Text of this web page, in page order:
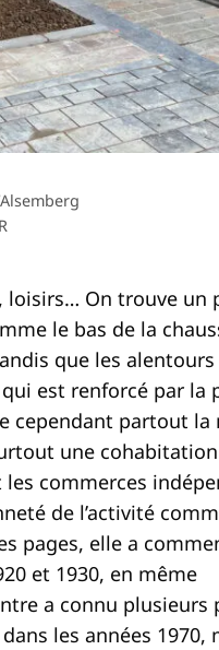
On trouve un
le bas de la
que les alentours
est renforcé par la
cependant partout la
une
commerces
de l’activité
pages, elle a
et 1930, en même
a connu plusieurs
les années 1970,